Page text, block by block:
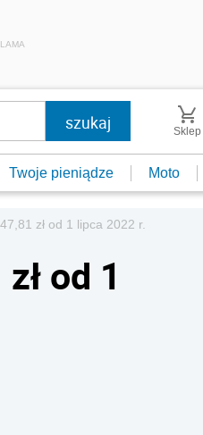
Sklep
Twoje pieniądze Moto
zł od 1 lipca 2022 r.
od 1